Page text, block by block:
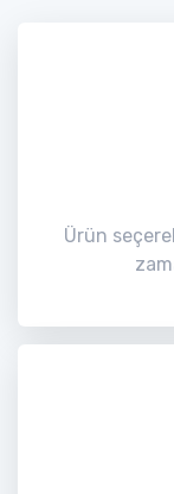
Ürün